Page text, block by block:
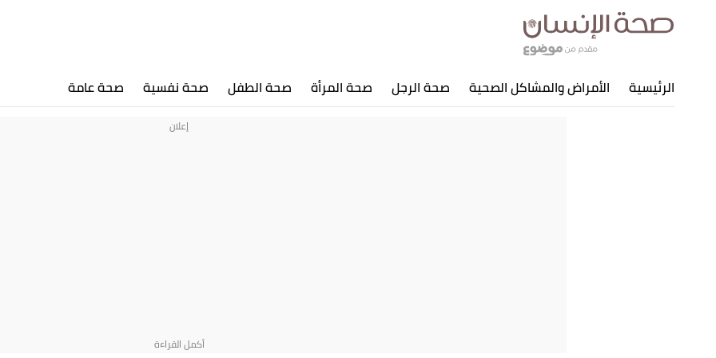
الرئيسية الأمراض والمشاكل الصحية صحة الرجل صحة المرأة صحة الطفل صحة نفسية صحة عامة